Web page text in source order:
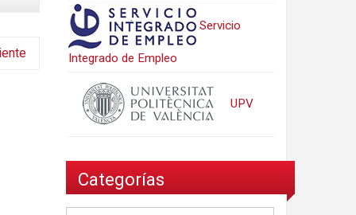
Servicio
Integrado de Empleo
UPV
Categorías